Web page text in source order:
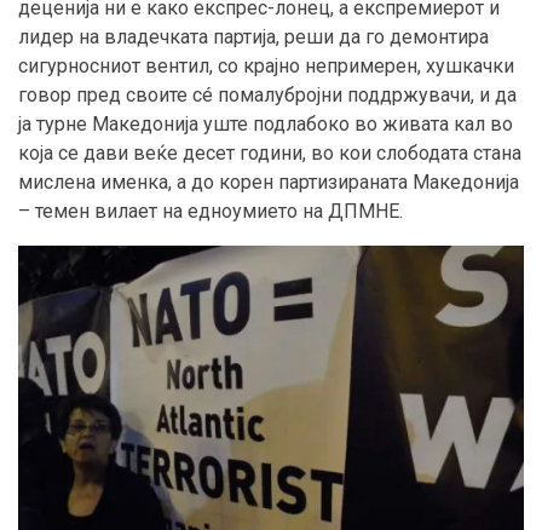
деценија ни е како експрес-лонец, а експремиерот и
лидер на владечката партија, реши да го демонтира
сигурносниот вентил, со крајно непримерен, хушкачки
говор пред своите сé помалубројни поддржувачи, и да
ја турне Македонија уште подлабоко во живата кал во
која се дави веќе десет години, во кои слободата стана
мислена именка, а до корен партизираната Македонија
– темен вилает на едноумието на ДПМНЕ.